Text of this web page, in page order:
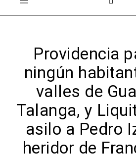
Providencia
ningún
valles de
Talanga, y
asilo a Pedro
heridor de